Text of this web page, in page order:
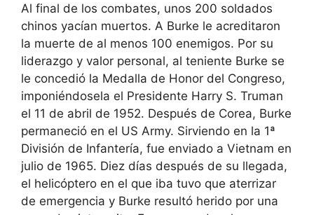
Al final de los combates, unos 200 soldados
chinos yacían muertos. A Burke le acreditaron
la muerte de al menos 100 enemigos. Por su
liderazgo y valor personal, al teniente Burke se
le concedió la Medalla de Honor del Congreso,
imponiéndosela el Presidente Harry S. Truman
el 11 de abril de 1952. Después de Corea, Burke
permaneció en el US Army. Sirviendo en la 1ª
División de Infantería, fue enviado a Vietnam en
julio de 1965. Diez días después de su llegada,
el helicóptero en el que iba tuvo que aterrizar
de emergencia y Burke resultó herido por una